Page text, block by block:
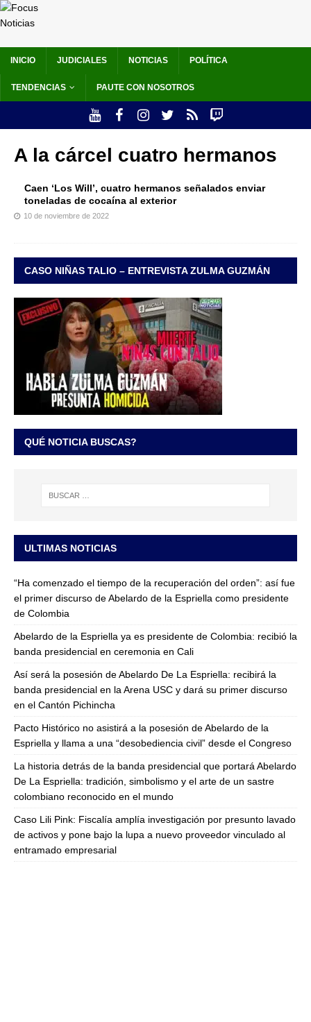
INICIO JUDICIALES NOTICIAS POLÍTICA
TENDENCIAS PAUTE CON NOSOTROS
A la cárcel cuatro hermanos
Caen ‘Los Will’, cuatro hermanos señalados enviar
toneladas de cocaína al exterior
10 de noviembre de 2022
CASO NIÑAS TALIO – ENTREVISTA ZULMA GUZMÁN
QUÉ NOTICIA BUSCAS?
ULTIMAS NOTICIAS
“Ha comenzado el tiempo de la recuperación del orden”: así fue
el primer discurso de Abelardo de la Espriella como presidente
de Colombia
Abelardo de la Espriella ya es presidente de Colombia: recibió la
banda presidencial en ceremonia en Cali
Así será la posesión de Abelardo De La Espriella: recibirá la
banda presidencial en la Arena USC y dará su primer discurso
en el Cantón Pichincha
Pacto Histórico no asistirá a la posesión de Abelardo de la
Espriella y llama a una “desobediencia civil” desde el Congreso
La historia detrás de la banda presidencial que portará Abelardo
De La Espriella: tradición, simbolismo y el arte de un sastre
colombiano reconocido en el mundo
Caso Lili Pink: Fiscalía amplía investigación por presunto lavado
de activos y pone bajo la lupa a nuevo proveedor vinculado al
entramado empresarial